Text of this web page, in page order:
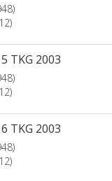
TKG 2003
TKG 2003